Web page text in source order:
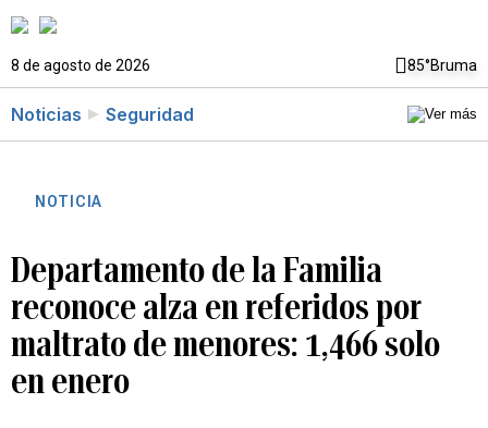
8 de agosto de 2026 85°Bruma
Noticias Seguridad
NOTICIA
Departamento de la Familia
reconoce alza en referidos por
maltrato de menores: 1,466 solo
en enero